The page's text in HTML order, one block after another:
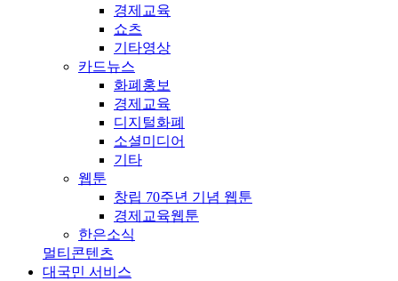
경제교육
쇼츠
기타영상
카드뉴스
화폐홍보
경제교육
디지털화폐
소셜미디어
기타
웹툰
창립 70주년 기념 웹툰
경제교육웹툰
한은소식
멀티콘텐츠
대국민 서비스